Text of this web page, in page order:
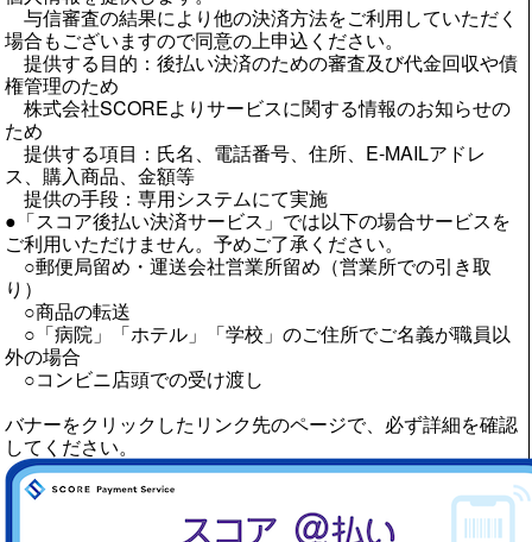
与信審査の結果により他の決済方法をご利用していただく
場合もございますので同意の上申込ください。
提供する目的：後払い決済のための審査及び代金回収や債
権管理のため
株式会社SCOREよりサービスに関する情報のお知らせの
ため
提供する項目：氏名、電話番号、住所、E‐MAILアドレ
ス、購入商品、金額等
提供の手段：専用システムにて実施
●「スコア後払い決済サービス」では以下の場合サービスを
ご利用いただけません。予めご了承ください。
○郵便局留め・運送会社営業所留め（営業所での引き取
り）
○商品の転送
○「病院」「ホテル」「学校」のご住所でご名義が職員以
外の場合
○コンビニ店頭での受け渡し
バナーをクリックしたリンク先のページで、必ず詳細を確認
してください。